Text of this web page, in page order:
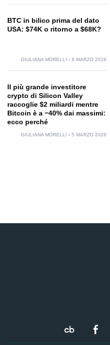
BTC in bilico prima del dato
USA: $74K o ritorno a $68K?
GIULIANA MORELLI 6 MARZO 2026
Il più grande investitore
crypto di Silicon Valley
raccoglie $2 miliardi mentre
Bitcoin è a −40% dai massimi:
ecco perché
GIULIANA MORELLI 5 MARZO 2026